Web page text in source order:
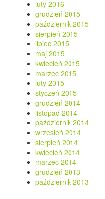
luty 2016
grudzień 2015
październik 2015
sierpień 2015
lipiec 2015
maj 2015
kwiecień 2015
marzec 2015
luty 2015
styczeń 2015
grudzień 2014
listopad 2014
październik 2014
wrzesień 2014
sierpień 2014
kwiecień 2014
marzec 2014
grudzień 2013
październik 2013